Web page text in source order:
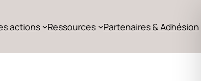
actions Ressources Partenaires & Adhésion